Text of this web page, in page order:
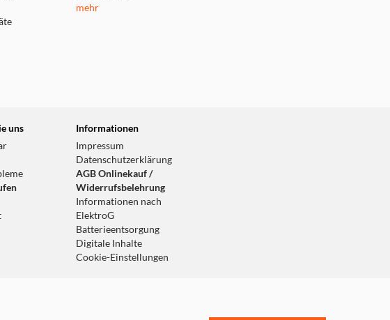
mehr
uns
Informationen
Impressum
Datenschutzerklärung
AGB Onlinekauf /
Widerrufsbelehrung
Informationen nach
ElektroG
Batterieentsorgung
Digitale Inhalte
Cookie-Einstellungen